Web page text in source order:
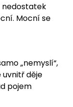
nedostatek
Mocní se
„nemyslí“,
uvnitř děje
pojem